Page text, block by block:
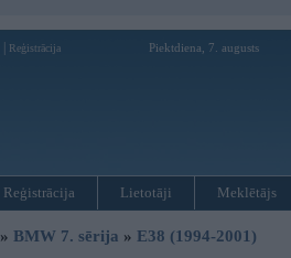
Reģistrācija Piektdiena, 7. augusts
Reģistrācija Lietotāji Meklētājs
» BMW 7. sērija » E38 (1994-2001)